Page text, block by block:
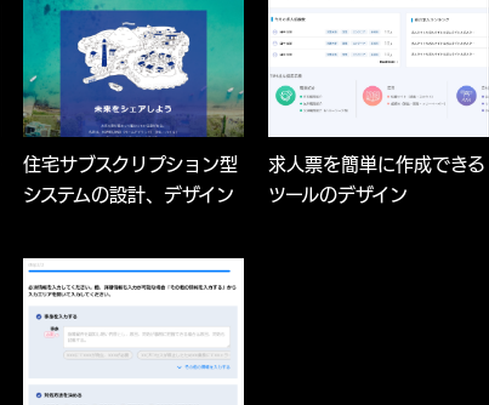
住宅サブスクリプション型
システムの設計、デザイン
求人票を簡単に作成できる
ツールのデザイン